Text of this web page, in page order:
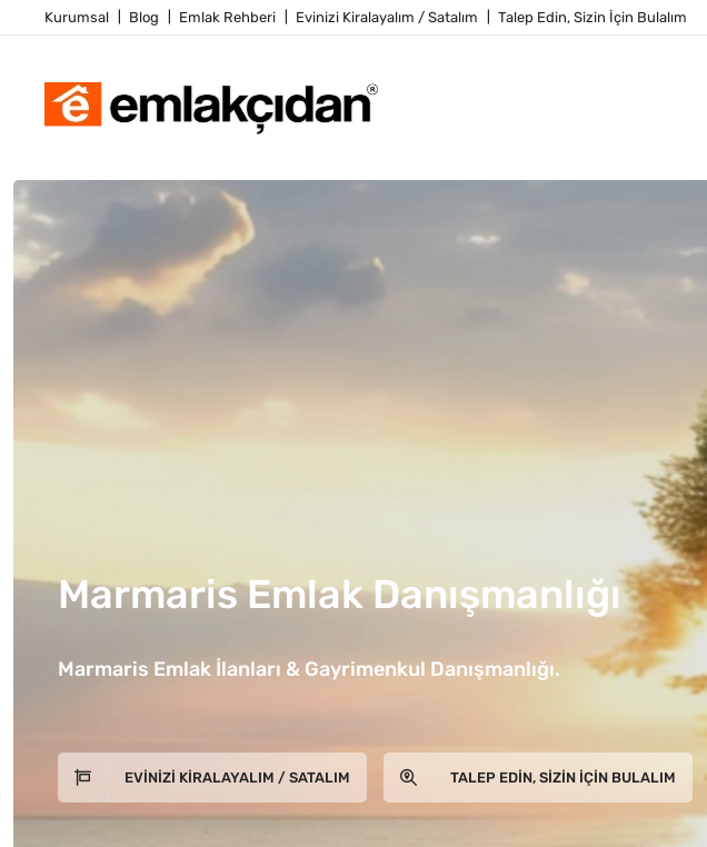
Kurumsal Blog Emlak Rehberi Evinizi Kiralayalım / Satalım Talep Edin, Sizin İçin Bulalım
Marmaris Emlak Danışmanlığı
Marmaris Emlak İlanları & Gayrimenkul Danışmanlığı.
EVINIZI KIRALAYALIM / SATALIM TALEP EDIN, SIZIN İÇIN BULALIM